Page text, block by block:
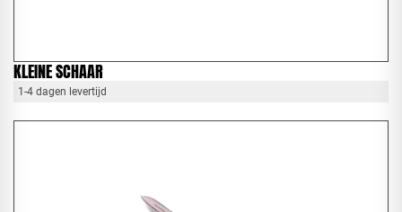
KLEINE SCHAAR
1-4 dagen levertijd